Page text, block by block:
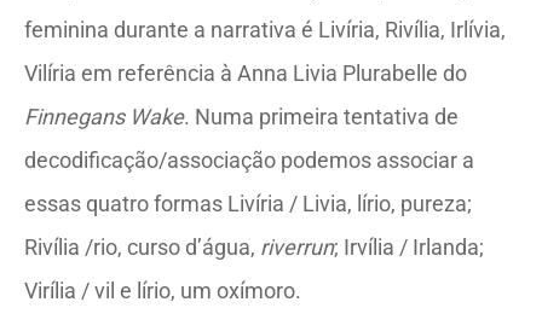
feminina durante a narrativa é Livíria, Rivília, Irlívia,
Vilíria em referência à Anna Livia Plurabelle do
Finnegans Wake. Numa primeira tentativa de
decodificação/associação podemos associar a
essas quatro formas Livíria / Livia, lírio, pureza;
Rivília /rio, curso d’água, riverrun; Irvília / Irlanda;
Virília / vil e lírio, um oxímoro.